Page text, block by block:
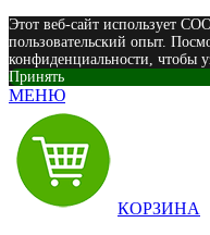
Этот веб-сайт использует
пользовательский опыт.
конфиденциальности, чтобы
Принять
МЕНЮ
КОРЗИНА